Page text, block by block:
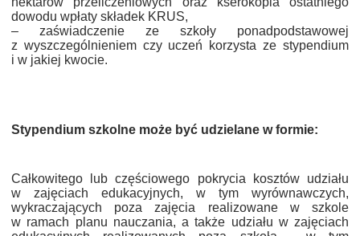
dowodu wpłaty składek KRUS,
– zaświadczenie ze szkoły ponadpodstawowej
z wyszczególnieniem czy uczeń korzysta ze stypendium
i w jakiej kwocie.
Stypendium szkolne może być udzielane w formie:
Całkowitego lub częściowego pokrycia kosztów udziału
w zajęciach edukacyjnych, w tym wyrównawczych,
wykraczających poza zajęcia realizowane w szkole
w ramach planu nauczania, a także udziału w zajęciach